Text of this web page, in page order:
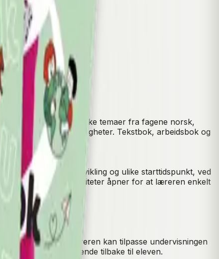
tar for seg ulike temaer fra fagene norsk,
, lese- og skriveferdigheter. Tekstbok, arbeidsbok og
ulike språklige utvikling og ulike starttidspunkt, ved
Muntlige aktiviteter åpner for at læreren enkelt
og tidsbruk. Læreren kan tilpasse undervisningen
kommentere og sende tilbake til eleven.